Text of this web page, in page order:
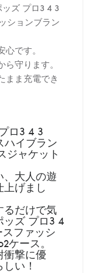
ズ プロ3 4 3
ションブラン
です。
守ります。
まま充電でき
ロ3 4 3
ハイブラン
ジャケット
、大人の遊
げまし
るだけで気
ッズ プロ3 4
ファッシ
ース。
衝撃に優
い！